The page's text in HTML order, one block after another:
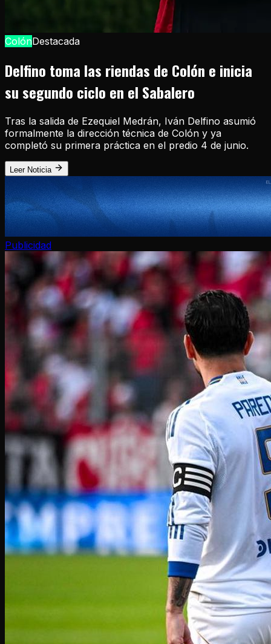
ColónDestacada
Delfino toma las riendas de Colón e inicia
su segundo ciclo en el Sabalero
Tras la salida de Ezequiel Medrán, Iván Delfino asumió
formalmente la dirección técnica de Colón y ya
completó su primera práctica en el predio 4 de junio.
Leer Noticia
Publicidad